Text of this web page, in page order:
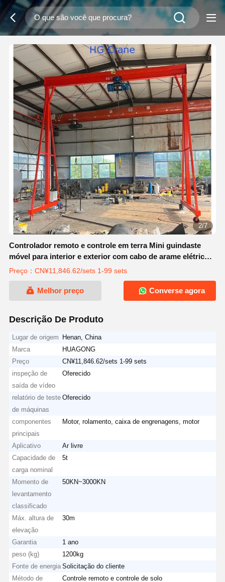
2/7
Controlador remoto e controle em terra Mini guindaste
móvel para interior e exterior com cabo de arame elétrico
Capacidade 5t
Preço：CN¥11,846.62/sets 1-99 sets
Melhor preço Converse agora
Descrição De Produto
Lugar de origem
Henan, China
Marca
HUAGONG
Preço
CN¥11,846.62/sets 1-99 sets
inspeção de
saída de vídeo
Oferecido
relatório de teste
de máquinas
Oferecido
componentes
principais
Motor, rolamento, caixa de engrenagens, motor
Aplicativo
Ar livre
Capacidade de
carga nominal
5t
Momento de
levantamento
classificado
50KN~3000KN
Máx. altura de
elevação
30m
Garantia
1 ano
peso (kg)
1200kg
Fonte de energia Solicitação do cliente
Método de
Controle remoto e controle de solo